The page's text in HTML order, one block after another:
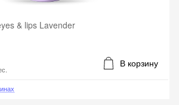
& lips Lavender
В корзину